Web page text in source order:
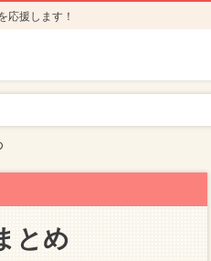
応援します！
とめ